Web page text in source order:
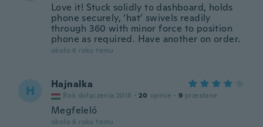
Love it! Stuck solidly to dashboard, holds
phone securely, ‘hat’ swivels readily
through 360 with minor force to position
phone as required. Have another on order.
około 6 roku temu
H Hajnalka
Rok dołączenia 2018 · 20 opinie · 9 przesłane
Megfelelő
około 6 roku temu